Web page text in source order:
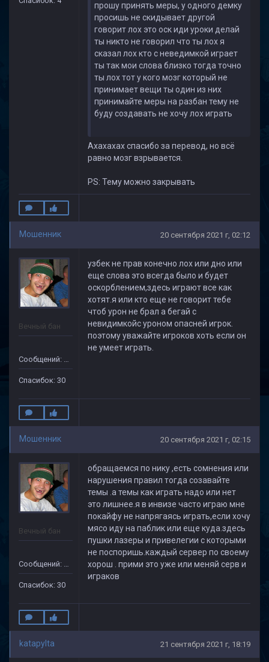
прошу принять меры, у одного демку
просишь не скидывает другой
говорит лох это оск иди уроки делай
ты никто не говорил что ты лох я
сказал лох кто с неведимкой играет
ты так мои слова близко тогда точно
ты лох тот у кого мозг который не
принимает вещи ты один из них
принимайте меры на разбан тему не
буду создавать не хочу лох играть
Ахахахах спасибо за перевод, но всё
равно мозг взрывается.
PS: Тему можно закрывать
Мошенник 20 сентября 2021 г, 02:12
Вечный бан
Сообщений: 133
Спасибок: 30
узбек не прав конечно лох или дно или
еще слова это всегда было и будет
оскорблением,здесь играют все как
хотят.я или кто еще не говорит тебе
чтоб урон не брал а бегай с
невидимкойс уроном опасней игрок.
поэтому уважайте игроков хоть если он
не умеет играть.
Мошенник 20 сентября 2021 г, 02:15
Вечный бан
Сообщений: 133
Спасибок: 30
обращаемся по нику ,есть сомнения или
нарушения правил тогда созавайте
темы .а темы как играть надо или нет
это лишнее.я в инвизе часто играю мне
покайфу не напрягаясь играть,если хочу
мясо иду на паблик или еще куда.здесь
пушки лазеры и привелегии с которыми
не поспоришь.каждый сервер по своему
хорош . прими это уже или меняй серв и
играков
katapylta 21 сентября 2021 г, 18:19